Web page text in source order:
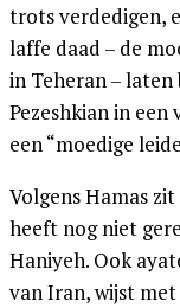
trots verdedigen,
laffe daad – de
in Teheran –
Pezeshkian in
een “moedige
Volgens Hamas
heeft nog niet
Haniyeh. Ook
van Iran, wijst